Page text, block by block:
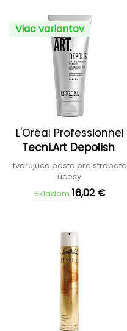
Viac variantov
L'Oréal Professionnel
Tecni.Art Depolish
tvarujúca pasta pre strapaté
účesy
Skladom 16,02 €